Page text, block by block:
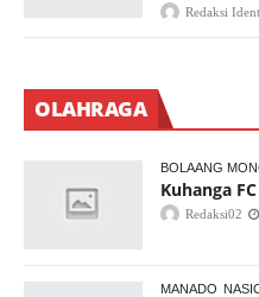
Redaksi
OLAHRAGA
BOLAANG
Kuhanga
Redaksi02
MANADO